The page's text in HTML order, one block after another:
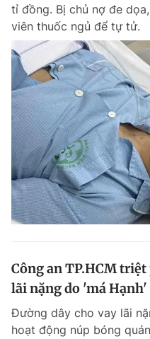
tỉ đồng. Bị chủ nợ đe
viên thuốc ngủ để tự tử.
Công an TP.HCM
lãi nặng do 'má Hạnh'
Đường dây cho vay lãi
hoạt động núp bóng